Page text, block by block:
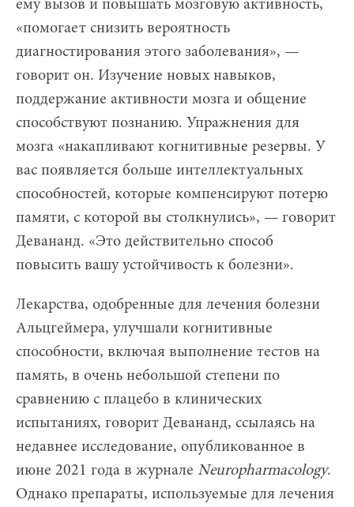
ему вызов и повышать мозговую активность,
«помогает снизить вероятность
диагностирования этого заболевания», —
говорит он. Изучение новых навыков,
поддержание активности мозга и общение
способствуют познанию. Упражнения для
мозга «накапливают когнитивные резервы. У
вас появляется больше интеллектуальных
способностей, которые компенсируют потерю
памяти, с которой вы столкнулись», — говорит
Девананд. «Это действительно способ
повысить вашу устойчивость к болезни».
Лекарства, одобренные для лечения болезни
Альцгеймера, улучшали когнитивные
способности, включая выполнение тестов на
память, в очень небольшой степени по
сравнению с плацебо в клинических
испытаниях, говорит Девананд, ссылаясь на
недавнее исследование, опубликованное в
июне 2021 года в журнале Neuropharmacology.
Однако препараты, используемые для лечения